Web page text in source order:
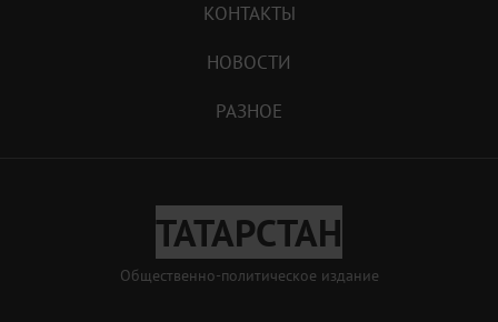
КОНТАКТЫ
НОВОСТИ
РАЗНОЕ
ТАТАРСТАН
Общественно-политическое издание